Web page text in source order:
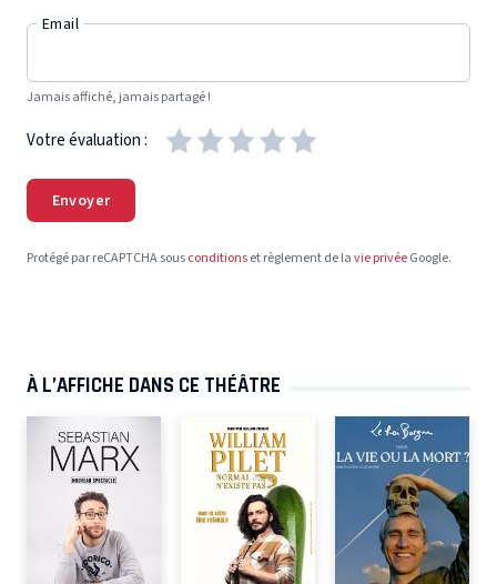
Email
Jamais affiché, jamais partagé !
Votre évaluation :
Envoyer
Protégé par reCAPTCHA sousconditionset règlement de lavie privéeGoogle.
À L’AFFICHE DANS CE THÉÂTRE